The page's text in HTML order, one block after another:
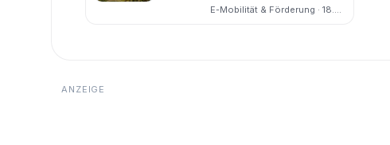
besonders günstig fahren
E-Mobilität & Förderung · 18.05.2026